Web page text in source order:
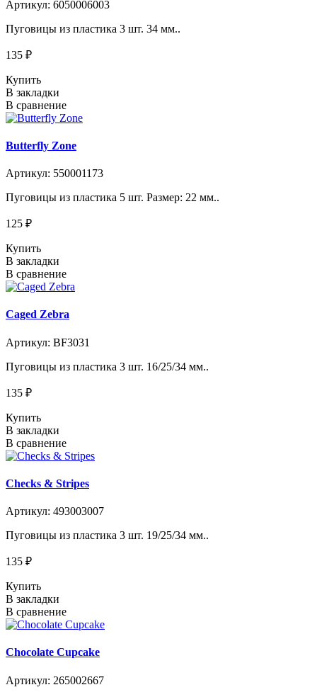
Артикул: 6050006003
Пуговицы из пластика 3 шт. 34 мм..
135 ₽
Купить
В закладки
В сравнение
Butterfly Zone
Артикул: 550001173
Пуговицы из пластика 5 шт. Размер: 22 мм..
125 ₽
Купить
В закладки
В сравнение
Caged Zebra
Артикул: BF3031
Пуговицы из пластика 3 шт. 16/25/34 мм..
135 ₽
Купить
В закладки
В сравнение
Checks & Stripes
Артикул: 493003007
Пуговицы из пластика 3 шт. 19/25/34 мм..
135 ₽
Купить
В закладки
В сравнение
Chocolate Cupcake
Артикул: 265002667